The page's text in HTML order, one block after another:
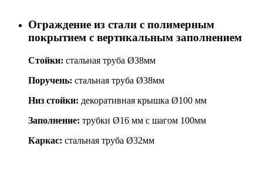
Ограждение из стали с полимерным
покрытием с вертикальным заполнением
Стойки: стальная труба Ø38мм
Поручень: стальная труба Ø38мм
Низ стойки: декоративная крышка Ø100 мм
Заполнение: трубки Ø16 мм с шагом 100мм
Каркас: стальная труба Ø32мм